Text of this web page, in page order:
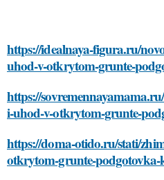
https://idealnaya-figura.ru/
uhod-v-otkrytom-grunte-
https://
i-uhod-v-otkrytom-grunte-
https://doma-otido.ru/stati/
otkrytom-grunte-podgotovka-